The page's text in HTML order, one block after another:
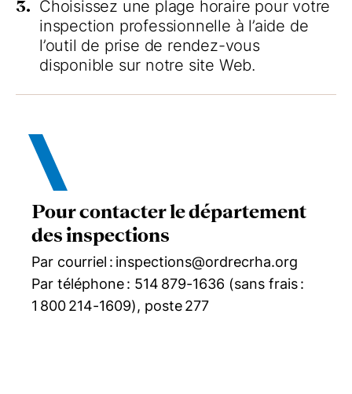
3. Choisissez une plage horaire pour votre
inspection professionnelle à l’aide de
l’outil de prise de rendez-vous
disponible sur notre site Web.
Pour contacter le département
des inspections
Par courriel : inspections@ordrecrha.org
Par téléphone : 514 879-1636 (sans frais :
1 800 214-1609), poste 277